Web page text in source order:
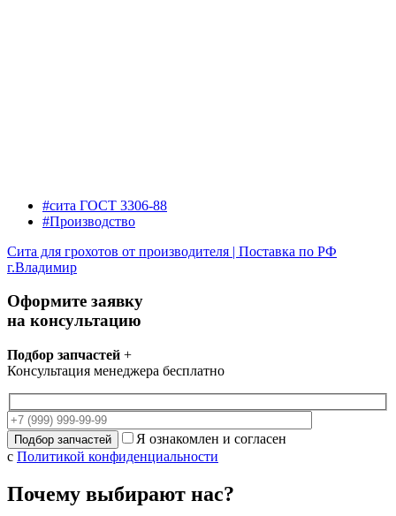
#сита ГОСТ 3306-88
#Производство
Сита для грохотов от производителя | Поставка по РФ
г.Владимир
Оформите заявку
на консультацию
Подбор запчастей +
Консультация менеджера бесплатно
Я ознакомлен и согласен
с Политикой конфиденциальности
Почему выбирают нас?